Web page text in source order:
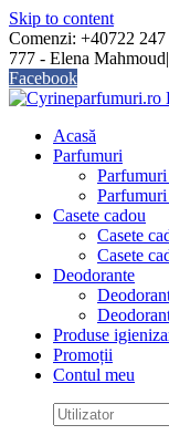
Skip to content
Comenzi: +40722
777 - Elena Mahmoud|
Facebook
Acasă
Parfumuri
Casete cadou
Casete
Casete
Deodorante
Produse
Promoții
Contul meu